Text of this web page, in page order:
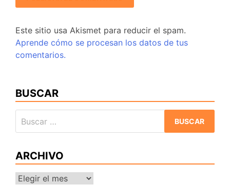
Este sitio usa Akismet para reducir el spam.
Aprende cómo se procesan los datos de tus
comentarios.
BUSCAR
ARCHIVO
Archivo